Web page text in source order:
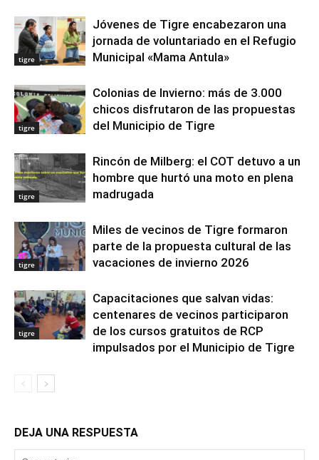
tigre
Jóvenes de Tigre encabezaron una
jornada de voluntariado en el Refugio
Municipal «Mama Antula»
tigre
Colonias de Invierno: más de 3.000
chicos disfrutaron de las propuestas
del Municipio de Tigre
tigre
Rincón de Milberg: el COT detuvo a un
hombre que hurtó una moto en plena
madrugada
tigre
Miles de vecinos de Tigre formaron
parte de la propuesta cultural de las
vacaciones de invierno 2026
tigre
Capacitaciones que salvan vidas:
centenares de vecinos participaron
de los cursos gratuitos de RCP
impulsados por el Municipio de Tigre
DEJA UNA RESPUESTA